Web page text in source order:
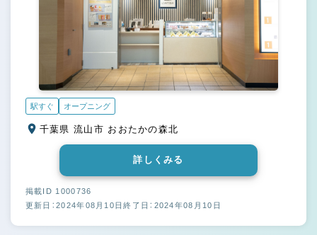
駅すぐ オープニング
千葉県 流山市 おおたかの森北
詳しくみる
掲載ID 1000736
更新日：2024年08月10日終了日：2024年08月10日